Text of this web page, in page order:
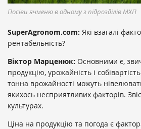
Посіви ячменю в одному з підрозділів МХП
SuperAgronom.com: Які взагалі
рентабельність?
Віктор Марценюк: Основними є,
продукцію, урожайність і
тонна врожайності можуть
якихось несприятливих факторів.
культурах.
Ціна на продукцію та погода є